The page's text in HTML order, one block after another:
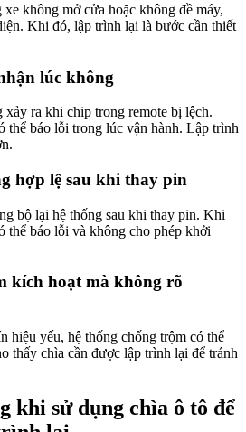
không mở cửa hoặc không đề máy,
Khi đó, lập trình lại là bước cần thiết
lúc không
ra khi chip trong remote bị lệch.
thể báo lỗi trong lúc vận hành. Lập trình
hợp lệ sau khi thay pin
bộ lại hệ thống sau khi thay pin. Khi
thể báo lỗi và không cho phép khởi
kích hoạt mà không rõ
hiệu yếu, hệ thống chống trộm có thể
thấy chìa cần được lập trình lại để tránh
khi sử dụng chìa ô tô để